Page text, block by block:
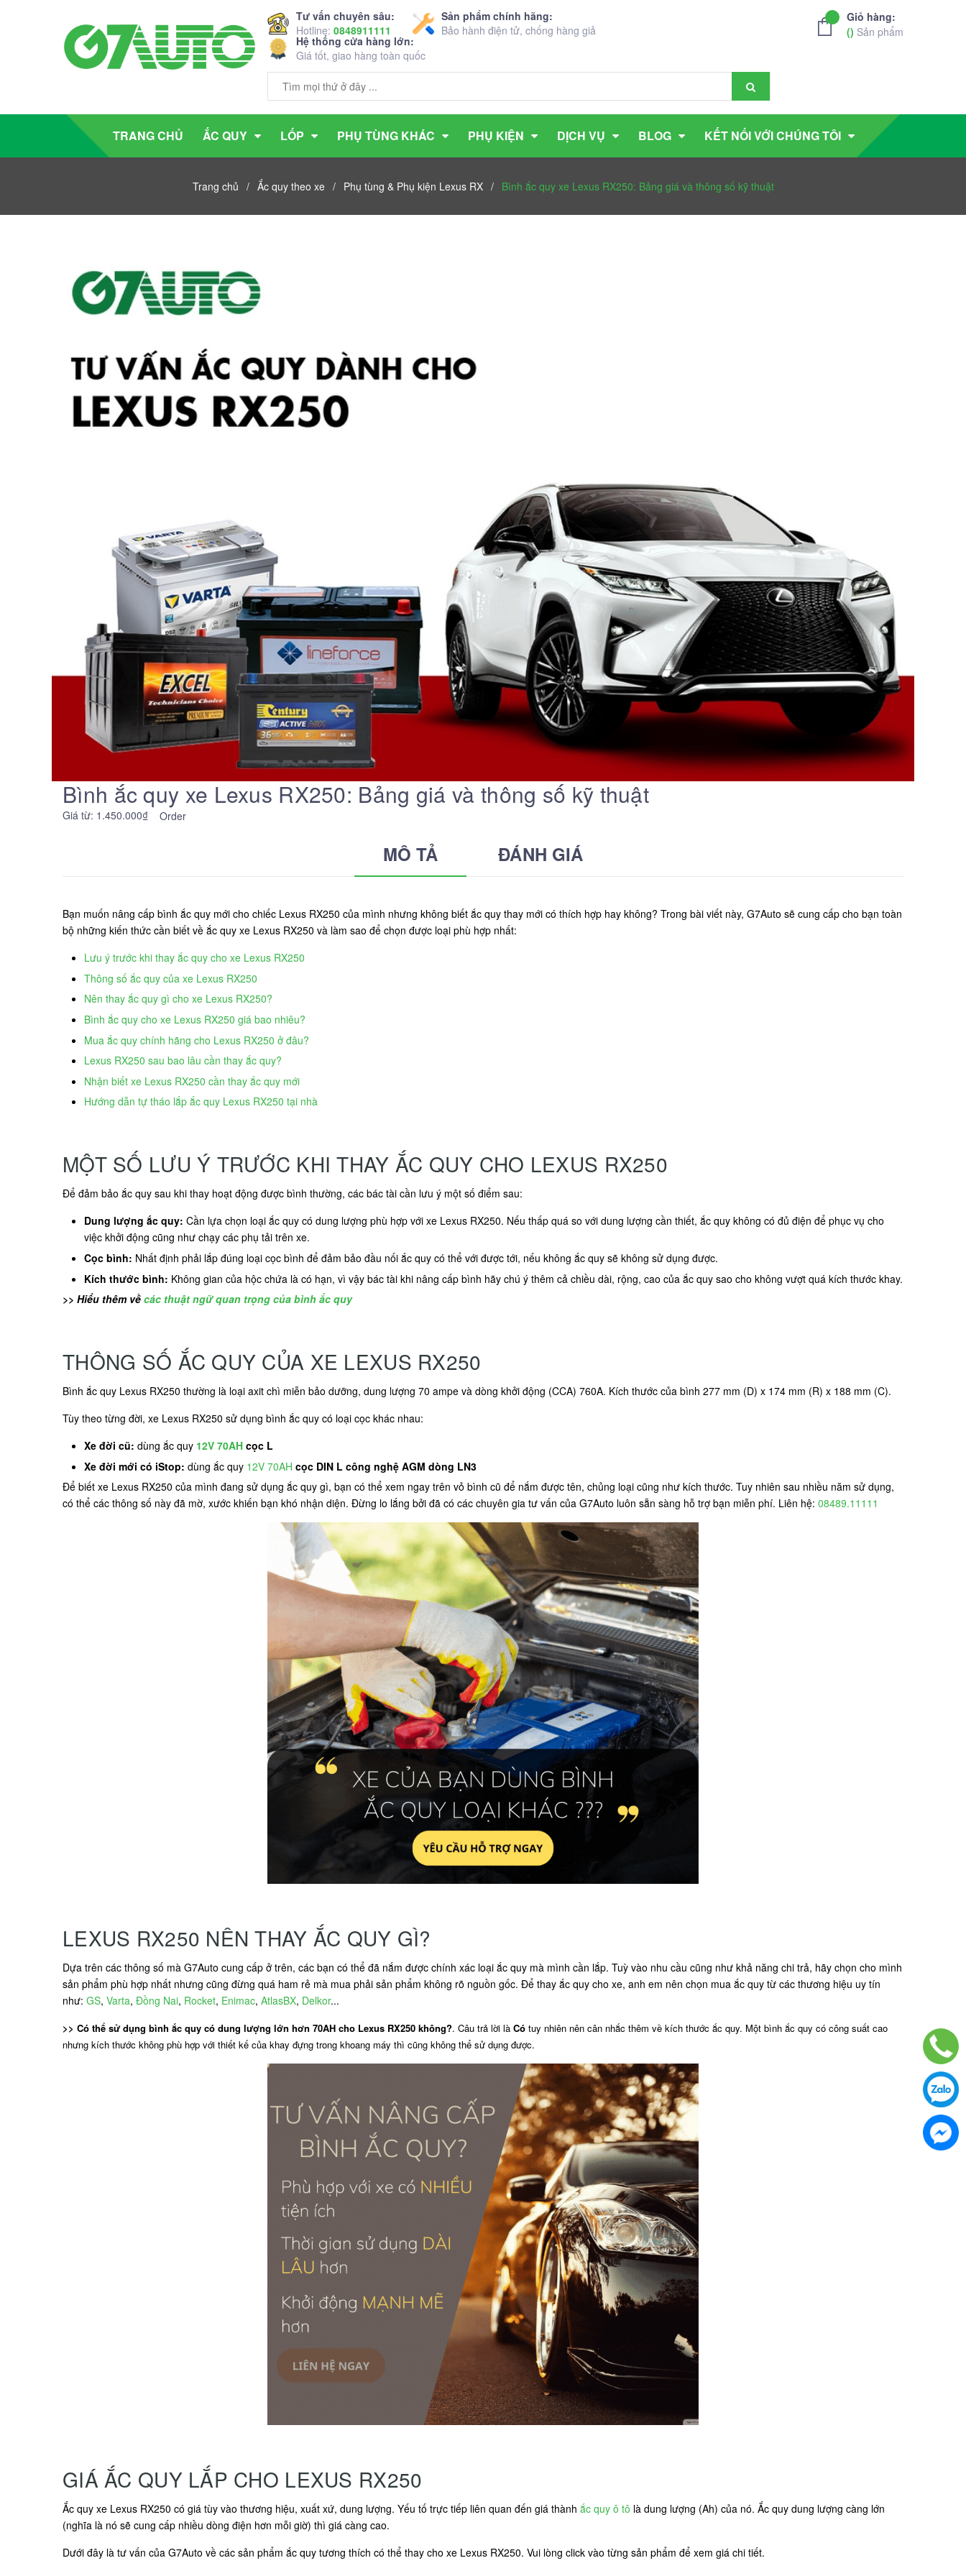
Tư vấn chuyên sâu:
Hotline: 0848911111
Sản phẩm chính hãng:
Bảo hành điện tử, chống hàng giả
Hệ thống cửa hàng lớn:
Giá tốt, giao hàng toàn quốc
Giỏ hàng:
() Sản phẩm
TRANG CHỦ ẮC QUY LỐP PHỤ TÙNG KHÁC PHỤ KIỆN DỊCH VỤ BLOG KẾT NỐI VỚI CHÚNG TÔI
Trang chủ / Ắc quy theo xe / Phụ tùng & Phụ kiện Lexus RX / Bình ắc quy xe Lexus RX250: Bảng giá và thông số kỹ thuật
Bình ắc quy xe Lexus RX250: Bảng giá và thông số kỹ thuật
Giá từ: 1.450.000₫ Order
MÔ TẢ ĐÁNH GIÁ
Bạn muốn nâng cấp bình ắc quy mới cho chiếc Lexus RX250 của mình nhưng không biết ắc quy thay mới có thích hợp hay không? Trong bài viết này, G7Auto sẽ cung cấp cho bạn toàn
bộ những kiến thức cần biết về ắc quy xe Lexus RX250 và làm sao để chọn được loại phù hợp nhất:
Lưu ý trước khi thay ắc quy cho xe Lexus RX250
Thông số ắc quy của xe Lexus RX250
Nên thay ắc quy gì cho xe Lexus RX250?
Bình ắc quy cho xe Lexus RX250 giá bao nhiêu?
Mua ắc quy chính hãng cho Lexus RX250 ở đâu?
Lexus RX250 sau bao lâu cần thay ắc quy?
Nhận biết xe Lexus RX250 cần thay ắc quy mới
Hướng dẫn tự tháo lắp ắc quy Lexus RX250 tại nhà
MỘT SỐ LƯU Ý TRƯỚC KHI THAY ẮC QUY CHO LEXUS RX250
Để đảm bảo ắc quy sau khi thay hoạt động được bình thường, các bác tài cần lưu ý một số điểm sau:
Dung lượng ắc quy: Cần lựa chọn loại ắc quy có dung lượng phù hợp với xe Lexus RX250. Nếu thấp quá so với dung lượng cần thiết, ắc quy không có đủ điện để phục vụ cho
việc khởi động cũng như chạy các phụ tải trên xe.
Cọc bình: Nhất định phải lắp đúng loại cọc bình để đảm bảo đầu nối ắc quy có thể với được tới, nếu không ắc quy sẽ không sử dụng được.
Kích thước bình: Không gian của hộc chứa là có hạn, vì vậy bác tài khi nâng cấp bình hãy chú ý thêm cả chiều dài, rộng, cao của ắc quy sao cho không vượt quá kích thước khay.
>> Hiểu thêm về các thuật ngữ quan trọng của bình ắc quy
THÔNG SỐ ẮC QUY CỦA XE LEXUS RX250
Bình ắc quy Lexus RX250 thường là loại axit chì miễn bảo dưỡng, dung lượng 70 ampe và dòng khởi động (CCA) 760A. Kích thước của bình 277 mm (D) x 174 mm (R) x 188 mm (C).
Tùy theo từng đời, xe Lexus RX250 sử dụng bình ắc quy có loại cọc khác nhau:
Xe đời cũ: dùng ắc quy 12V 70AH cọc L
Xe đời mới có iStop: dùng ắc quy 12V 70AH cọc DIN L công nghệ AGM dòng LN3
Để biết xe Lexus RX250 của mình đang sử dụng ắc quy gì, bạn có thể xem ngay trên vỏ bình cũ để nắm được tên, chủng loại cũng như kích thước. Tuy nhiên sau nhiều năm sử dụng,
có thể các thông số này đã mờ, xước khiến bạn khó nhận diện. Đừng lo lắng bởi đã có các chuyên gia tư vấn của G7Auto luôn sẵn sàng hỗ trợ bạn miễn phí. Liên hệ: 08489.11111
LEXUS RX250 NÊN THAY ẮC QUY GÌ?
Dựa trên các thông số mà G7Auto cung cấp ở trên, các bạn có thể đã nắm được chính xác loại ắc quy mà mình cần lắp. Tuỳ vào nhu cầu cũng như khả năng chi trả, hãy chọn cho mình
sản phẩm phù hợp nhất nhưng cũng đừng quá ham rẻ mà mua phải sản phẩm không rõ nguồn gốc. Để thay ắc quy cho xe, anh em nên chọn mua ắc quy từ các thương hiệu uy tín
như: GS, Varta, Đồng Nai, Rocket, Enimac, AtlasBX, Delkor...
>> Có thể sử dụng bình ắc quy có dung lượng lớn hơn 70AH cho Lexus RX250 không?. Câu trả lời là Có tuy nhiên nên cân nhắc thêm về kích thước ắc quy. Một bình ắc quy có công suất cao
nhưng kích thước không phù hợp với thiết kế của khay đựng trong khoang máy thì cũng không thể sử dụng được.
GIÁ ẮC QUY LẮP CHO LEXUS RX250
Ắc quy xe Lexus RX250 có giá tùy vào thương hiệu, xuất xứ, dung lượng. Yếu tố trực tiếp liên quan đến giá thành ắc quy ô tô là dung lượng (Ah) của nó. Ắc quy dung lượng càng lớn
(nghĩa là nó sẽ cung cấp nhiều dòng điện hơn mỗi giờ) thì giá càng cao.
Dưới đây là tư vấn của G7Auto về các sản phẩm ắc quy tương thích có thể thay cho xe Lexus RX250. Vui lòng click vào từng sản phẩm để xem giá chi tiết.